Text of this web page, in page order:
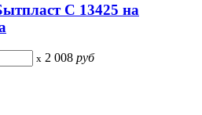
С 13425 на
x 2 008 руб